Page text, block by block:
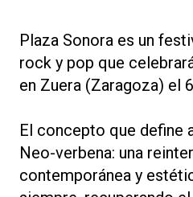
Plaza Sonora es un
rock y pop que
en Zuera (Zaragoza) el
El concepto que define
Neo-verbena: una
contemporánea y